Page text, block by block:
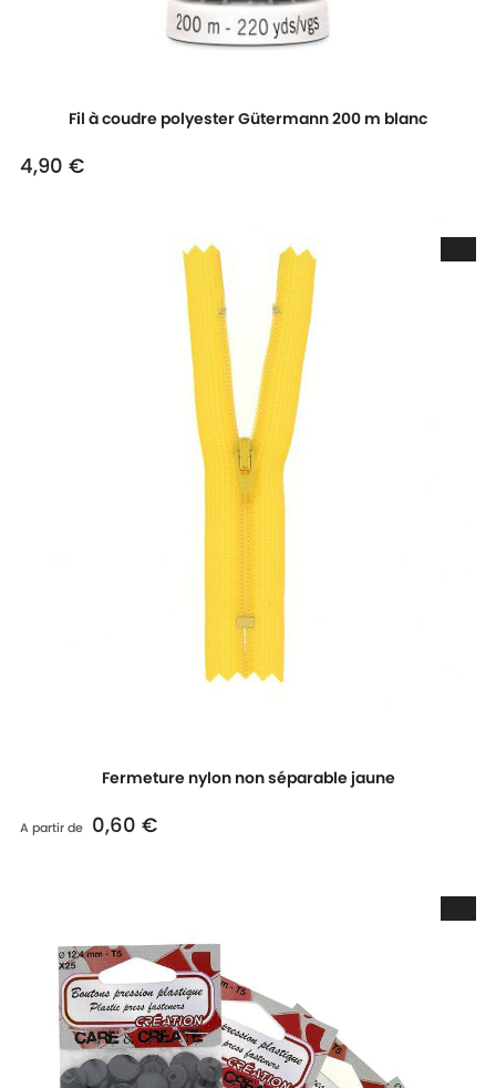
Fil à coudre polyester Gütermann 200 m blanc
Prix
4,90 €
Fermeture nylon non séparable jaune
A partir de Prix
0,60 €